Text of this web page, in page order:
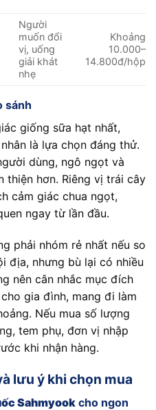
Người
muốn đổi
vị, uống
giải khát
nhẹ
Khoảng
10.000–
14.800đ/hộp
sánh
giống sữa hạt nhất,
là lựa chọn đáng thử.
dùng, ngô ngọt và
thiện hơn. Riêng vị trái cây
cảm giác chua ngọt,
ngay từ lần đầu.
phải nhóm rẻ nhất nếu so
địa, nhưng bù lại có nhiều
nên cân nhắc mục đích
gia đình, mang đi làm
Nếu mua số lượng
tem phụ, đơn vị nhập
khi nhận hàng.
lưu ý khi chọn mua
Sahmyook cho ngon